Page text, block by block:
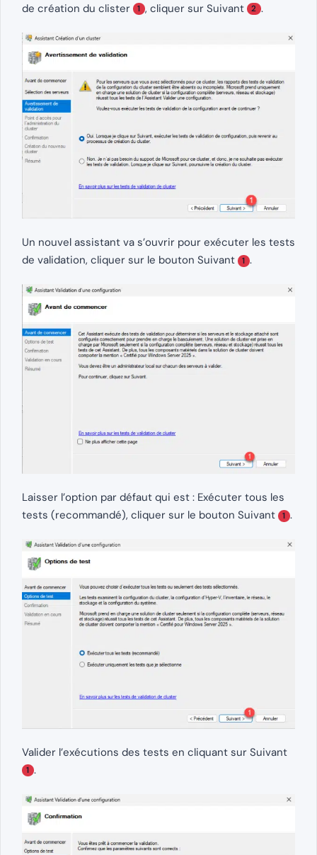
de création du clister
1 , cliquer sur Suivant 2 .
Un nouvel assistant va s’ouvrir pour exécuter les tests
de validation, cliquer sur le bouton Suivant
1 .
Laisser l’option par défaut qui est : Exécuter tous les
tests (recommandé), cliquer sur le bouton Suivant
1 .
Valider l’exécutions des tests en cliquant sur Suivant
1 .